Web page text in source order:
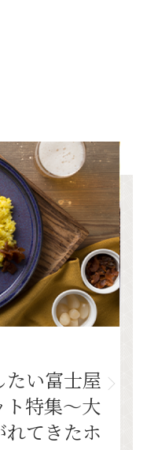
い富士屋
特集〜大
てきたホ